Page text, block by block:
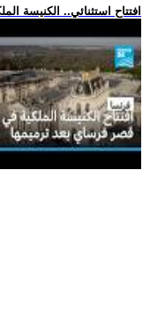
.. افتتاح استثنائي.. الكنيسة